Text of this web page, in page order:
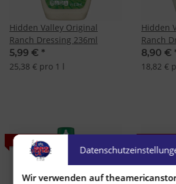
Hidden Valley Original
Ranch Dressing 236ml
5,99 € *
25,38 € pro 1 l
Hidden
Ranch
8,90 €
18,82 €
AUSVERKAUFT
Wir verwenden auf